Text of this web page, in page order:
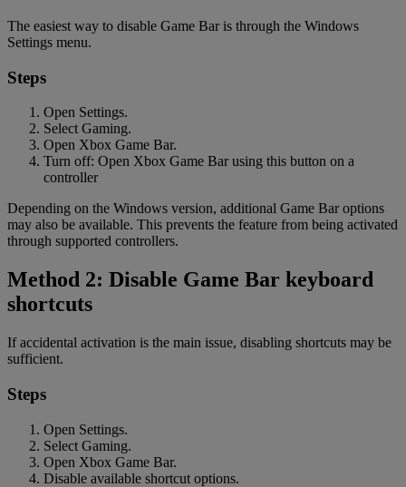
The easiest way to disable Game Bar is through the Windows
Settings menu.
Steps
Open Settings.
Select Gaming.
Open Xbox Game Bar.
Turn off: Open Xbox Game Bar using this button on a
controller
Depending on the Windows version, additional Game Bar options
may also be available. This prevents the feature from being activated
through supported controllers.
Method 2: Disable Game Bar keyboard
shortcuts
If accidental activation is the main issue, disabling shortcuts may be
sufficient.
Steps
Open Settings.
Select Gaming.
Open Xbox Game Bar.
Disable available shortcut options.